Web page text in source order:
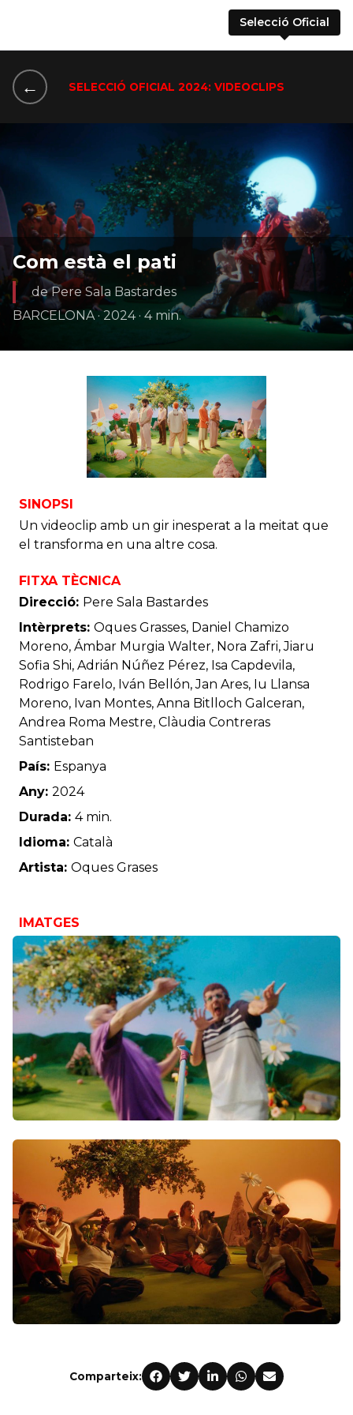
Selecció Oficial
← SELECCIÓ OFICIAL 2024: VIDEOCLIPS
Com està el pati
de Pere Sala Bastardes
BARCELONA · 2024 · 4 min.
SINOPSI
Un videoclip amb un gir inesperat a la meitat que
el transforma en una altre cosa.
FITXA TÈCNICA
Direcció: Pere Sala Bastardes
Intèrprets: Oques Grasses, Daniel Chamizo
Moreno, Ámbar Murgia Walter, Nora Zafri, Jiaru
Sofia Shi, Adrián Núñez Pérez, Isa Capdevila,
Rodrigo Farelo, Iván Bellón, Jan Ares, Iu Llansa
Moreno, Ivan Montes, Anna Bitlloch Galceran,
Andrea Roma Mestre, Clàudia Contreras
Santisteban
País: Espanya
Any: 2024
Durada: 4 min.
Idioma: Català
Artista: Oques Grases
IMATGES
Comparteix: